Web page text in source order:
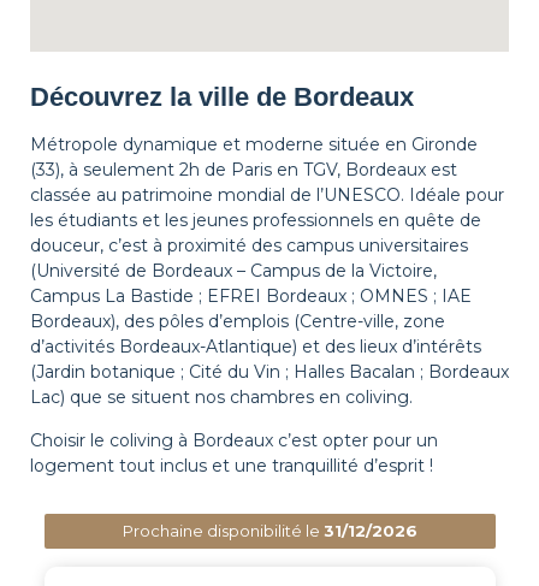
Découvrez la ville de Bordeaux
Métropole dynamique et moderne située en Gironde
(33), à seulement 2h de Paris en TGV, Bordeaux est
classée au patrimoine mondial de l’UNESCO. Idéale pour
les étudiants et les jeunes professionnels en quête de
douceur, c’est à proximité des campus universitaires
(Université de Bordeaux – Campus de la Victoire,
Campus La Bastide ; EFREI Bordeaux ; OMNES ; IAE
Bordeaux), des pôles d’emplois (Centre-ville, zone
d’activités Bordeaux-Atlantique) et des lieux d’intérêts
(Jardin botanique ; Cité du Vin ; Halles Bacalan ; Bordeaux
Lac) que se situent nos chambres en coliving.
Choisir le coliving à Bordeaux c’est opter pour un
logement tout inclus et une tranquillité d’esprit !
Prochaine disponibilité le 31/12/2026